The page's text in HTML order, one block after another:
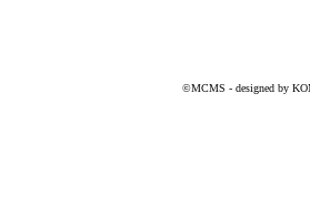
©MCMS - designed by